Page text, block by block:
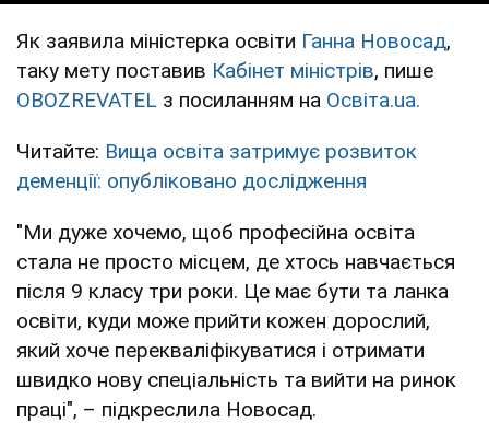
Як заявила міністерка освіти Ганна Новосад,
таку мету поставив Кабінет міністрів, пише
OBOZREVATEL з посиланням на Освіта.ua.
Читайте: Вища освіта затримує розвиток
деменції: опубліковано дослідження
"Ми дуже хочемо, щоб професійна освіта
стала не просто місцем, де хтось навчається
після 9 класу три роки. Це має бути та ланка
освіти, куди може прийти кожен дорослий,
який хоче перекваліфікуватися і отримати
швидко нову спеціальність та вийти на ринок
праці", – підкреслила Новосад.